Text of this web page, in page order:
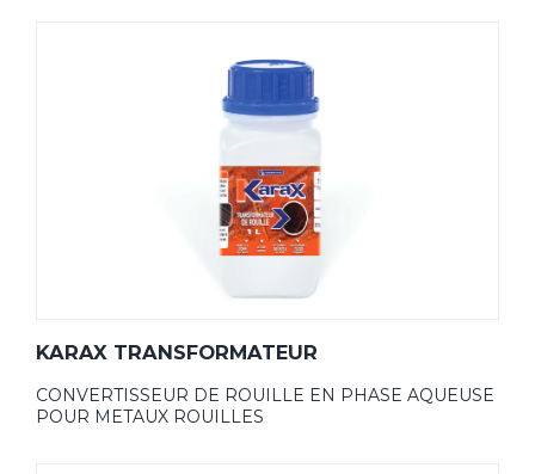
KARAX TRANSFORMATEUR
CONVERTISSEUR DE ROUILLE EN PHASE AQUEUSE
POUR METAUX ROUILLES